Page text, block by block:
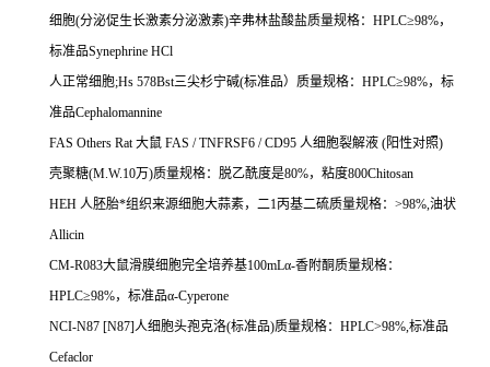
细胞(分泌促生长激素分泌激素)辛弗林盐酸盐质量规格： HPLC≥98%，
标准品Synephrine HCl
人正常细胞;Hs 578Bst三尖杉宁碱(标准品）质量规格： HPLC≥98%，标
准品Cephalomannine
FAS Others Rat大鼠 FAS / TNFRSF6 / CD95 人细胞裂解液 (阳性对照)
壳聚糖(M.W.10万)质量规格：脱乙酰度是80%，粘度800Chitosan
HEH 人胚胎*组织来源细胞大蒜素，二1丙基二硫质量规格： >98%,油状
Allicin
CM-R083大鼠滑膜细胞完全培养基100mLα-香附酮质量规格：
HPLC≥98%，标准品α-Cyperone
NCI-N87 [N87]人细胞头孢克洛(标准品)质量规格： HPLC>98%,标准品
Cefaclor